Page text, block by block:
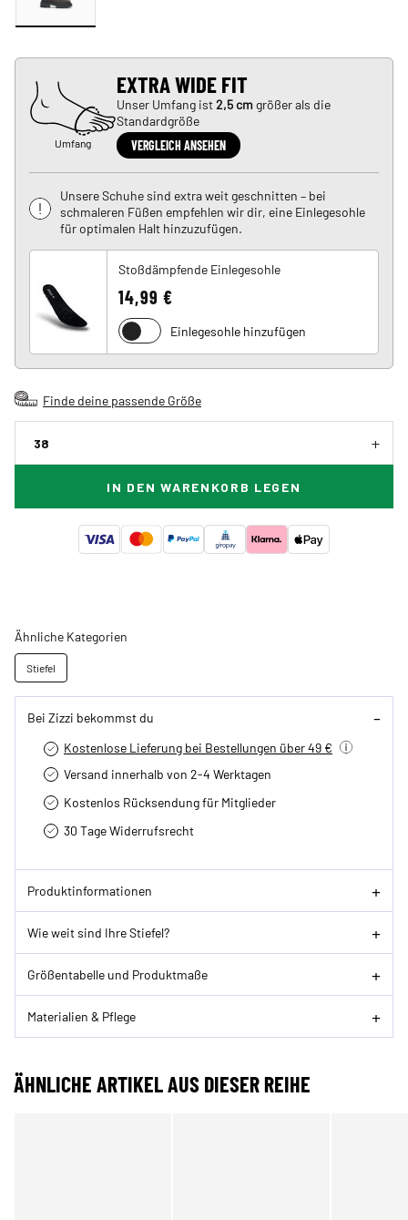
Umfang
EXTRA WIDE FIT
Unser Umfang ist2,5 cmgrößer als die
Standardgröße
VERGLEICH ANSEHEN
Unsere Schuhe sind extra weit geschnitten – bei
schmaleren Füßen empfehlen wir dir, eine Einlegesohle
für optimalen Halt hinzuzufügen.
Stoßdämpfende Einlegesohle
14,99 €
Einlegesohle hinzufügen
Finde deine passende Größe
38
IN DEN WARENKORB LEGEN
Ähnliche Kategorien
Stiefel
Bei Zizzi bekommst du
Kostenlose Lieferung bei Bestellungen über 49 €
Versand innerhalb von 2-4 Werktagen
Kostenlos Rücksendung für Mitglieder
30 Tage Widerrufsrecht
Produktinformationen
Wie weit sind Ihre Stiefel?
Größentabelle und Produktmaße
Materialien & Pflege
ÄHNLICHE ARTIKEL AUS DIESER REIHE